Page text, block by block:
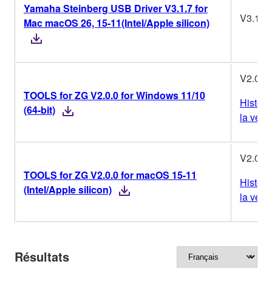
Yamaha Steinberg USB Driver V3.1.7 for
Mac macOS 26, 15-11(Intel/Apple silicon)
V3.1.7
TOOLS for ZG V2.0.0 for Windows 11/10
(64-bit)
V2.0.0
la
TOOLS for ZG V2.0.0 for macOS 15-11
(Intel/Apple silicon)
V2.0.0
la
Résultats